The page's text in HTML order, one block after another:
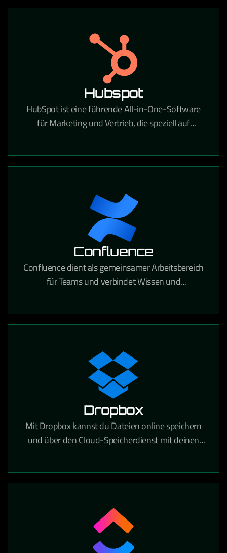
unklare Aufgaben und Kommunikationslücken der
Hubspot
HubSpot ist eine führende All-in-One-Software
für Marketing und Vertrieb, die speziell auf
vieles mehr zugeschnitten ist. Sie ist
klaren Überblick über Ihren gesamten
Vertriebszyklus.
Confluence
Confluence dient als gemeinsamer Arbeitsbereich
für Teams und verbindet Wissen und
verschiedene Projekte oder Ideen entwickeln,
Dropbox
Mit Dropbox kannst du Dateien online speichern
und über den Cloud-Speicherdienst mit deinen
und die Sicherheit von Dropbox.